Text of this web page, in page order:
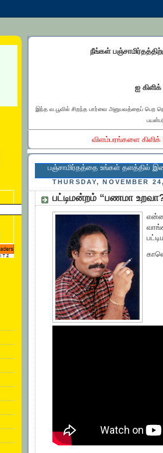
நீங்கள்
ஐ
இந்த வ.பூவில் சிறந்த பார்வை அனுபவத்தைப் பெற
விளம்பரங்களை
பஞ்சாமிர்தத்தை உங்கள் தளத்தில் இணைக்க...
THURSDAY, NOVEMBER
பட்டிமன்றம் “பணமா